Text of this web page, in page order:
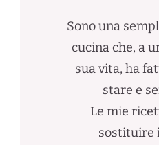
Sono una
cucina che, a
sua vita, ha
stare e
Le mie
sostituire